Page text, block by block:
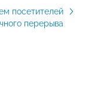
посетителей
перерыва